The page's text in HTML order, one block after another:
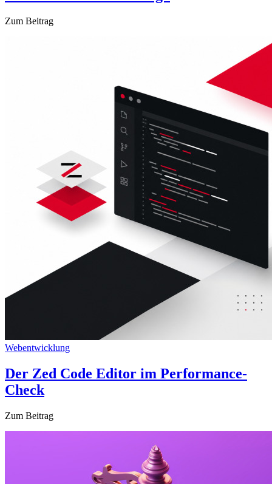
Zum Beitrag
Webentwicklung
Der Zed Code Editor im Performance-
Check
Zum Beitrag